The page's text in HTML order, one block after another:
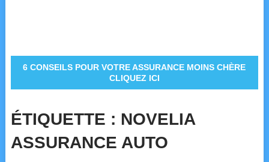
6 CONSEILS POUR VOTRE ASSURANCE MOINS CHÈRE
CLIQUEZ ICI
ÉTIQUETTE : NOVELIA
ASSURANCE AUTO